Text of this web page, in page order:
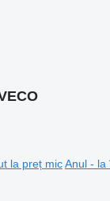
la preț mic Anul - la